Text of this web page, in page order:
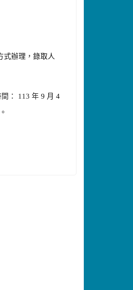
式辦理，錄取人
： 113 年 9 月 4